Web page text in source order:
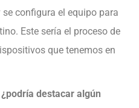
configura el equipo para
Este sería el proceso de
que tenemos en
destacar algún